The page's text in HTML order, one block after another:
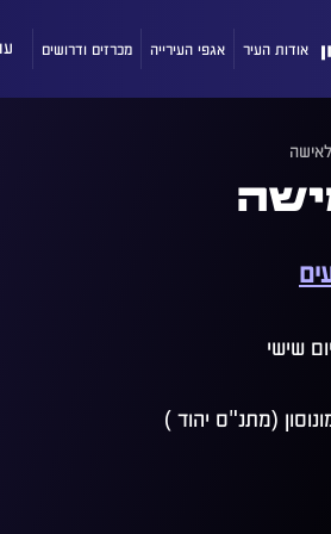
אודות העיר אגפי העירייה מכרזים ודרושים